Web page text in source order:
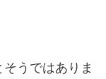
うではありま